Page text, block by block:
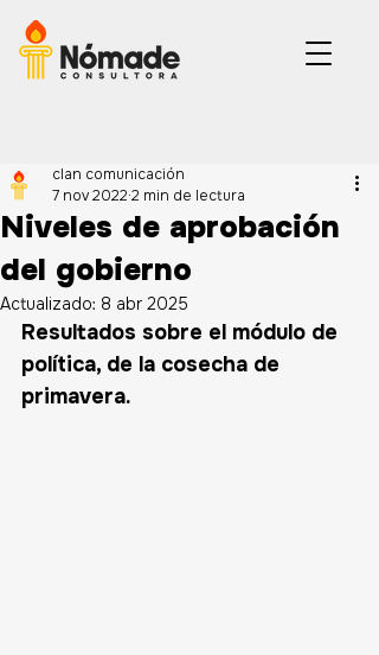
Niveles de aprobación
del gobierno
clan comunicación
7 nov 2022 2 min de lectura
Actualizado: 8 abr 2025
Resultados sobre el módulo de
política, de la cosecha de
primavera.